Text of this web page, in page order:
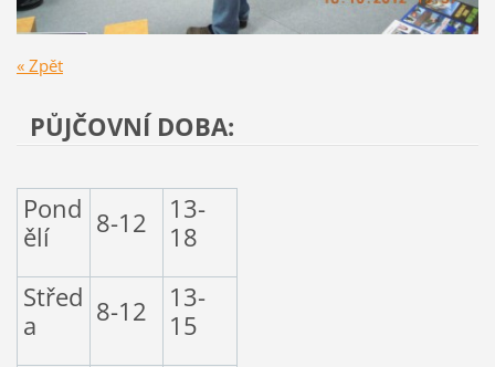
« Zpět
PŮJČOVNÍ DOBA:
Pond
ělí
8-12
13-
18
Střed
a
8-12
13-
15